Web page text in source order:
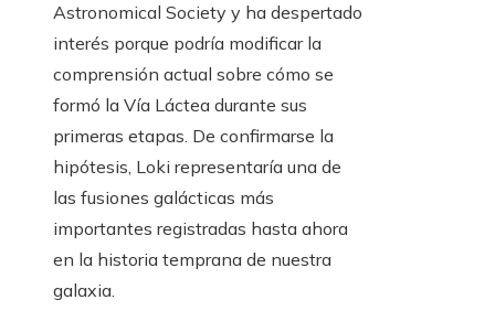
Astronomical Society y ha despertado
interés porque podría modificar la
comprensión actual sobre cómo se
formó la Vía Láctea durante sus
primeras etapas. De confirmarse la
hipótesis, Loki representaría una de
las fusiones galácticas más
importantes registradas hasta ahora
en la historia temprana de nuestra
galaxia.